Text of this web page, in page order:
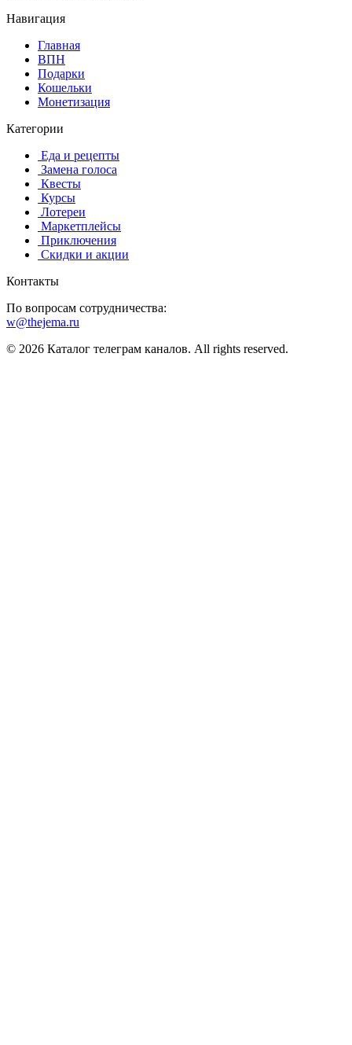
Навигация
Главная
️ВПН
Подарки
Кошельки
Монетизация
Категории
️ ️Еда и рецепты
️ Замена голоса
️ Квесты
‍ Курсы
️ Лотереи
️ Маркетплейсы
️ Приключения
️ Скидки и акции
Контакты
По вопросам сотрудничества:
w@thejema.ru
© 2026 Каталог телеграм каналов. All rights reserved.